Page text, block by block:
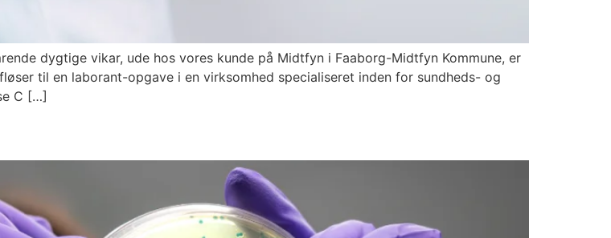
dygtige vikar, ude hos vores kunde på Midtfyn i Faaborg-Midtfyn Kommune, er
til en laborant-opgave i en virksomhed specialiseret inden for sundheds- og
C […]